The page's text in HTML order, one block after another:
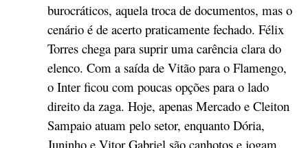
burocráticos, aquela troca de documentos, mas o
cenário é de acerto praticamente fechado. Félix
Torres chega para suprir uma carência clara do
elenco. Com a saída de Vitão para o Flamengo,
o Inter ficou com poucas opções para o lado
direito da zaga. Hoje, apenas Mercado e Cleiton
Sampaio atuam pelo setor, enquanto Dória,
Juninho e Vitor Gabriel são canhotos e jogam